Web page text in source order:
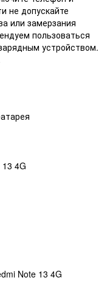
не допускайте
или замерзания
пользоваться
устройством.
4G
Note 13 4G